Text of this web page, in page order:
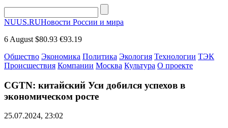
NUUS.RUНовости России и мира
6 August $80.93 €93.19
Общество Экономика Политика Экология Технологии ТЭК
Происшествия Компании Москва Культура О проекте
CGTN: китайский Уси добился успехов в
экономическом росте
25.07.2024, 23:02